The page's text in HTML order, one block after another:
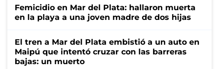
Femicidio en Mar del Plata: hallaron muerta
en la playa a una joven madre de dos hijas
El tren a Mar del Plata embistió a un auto en
Maipú que intentó cruzar con las barreras
bajas: un muerto